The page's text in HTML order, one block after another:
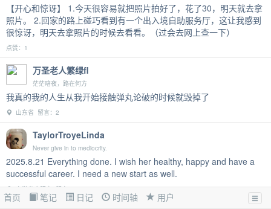
首页 笔记 日记 时间轴 用户
【开心和惊讶】 1.今天很容易就把照片拍好了，花了30，明天就去拿
照片。 2.回家的路上碰巧看到有一个出入境自助服务厅，这让我感到
很惊讶，明天去拿照片的时候去看看。（过会去网上查一下）
点赞：1
万圣老人繁绿fl
茫茫暗夜，路在何方
我真的我的人生从我开始接触弹丸论破的时候就毁掉了
山东省 留言：2
TaylorTroyeLinda
Never give in to mediocrity.
2025.8.21 Everything done. I wish her healthy, happy and have a
successful career. I need a new start as well.
安徽省合肥市 留言：1